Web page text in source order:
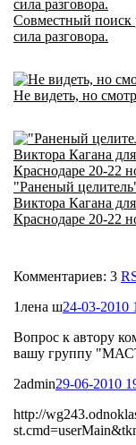
Совместный поиск
сила разговора.
Не видеть, но
"Раненый
Виктора Кагана
Краснодаре 20-22
Комментариев: 3
1лена ш24-03-2010
Вопрос к автору
вашу группу
2admin29-06-2010
http://